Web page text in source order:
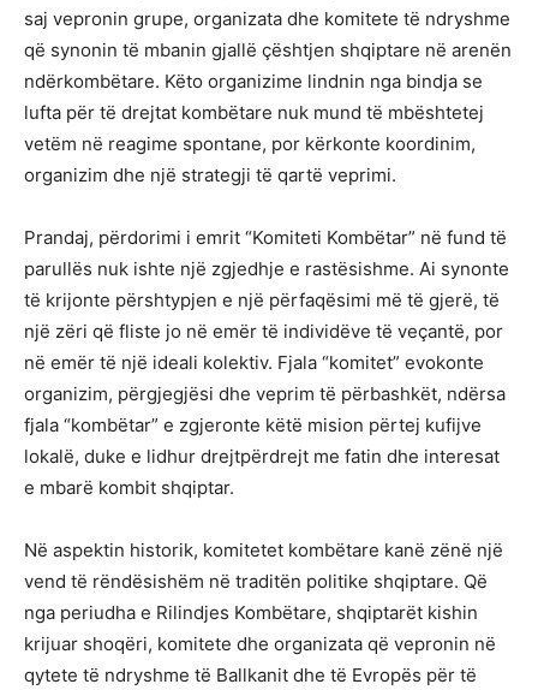
saj vepronin grupe, organizata dhe komitete të ndryshme
që synonin të mbanin gjallë çështjen shqiptare në arenën
ndërkombëtare. Këto organizime lindnin nga bindja se
lufta për të drejtat kombëtare nuk mund të mbështetej
vetëm në reagime spontane, por kërkonte koordinim,
organizim dhe një strategji të qartë veprimi.
Prandaj, përdorimi i emrit “Komiteti Kombëtar” në fund të
parullës nuk ishte një zgjedhje e rastësishme. Ai synonte
të krijonte përshtypjen e një përfaqësimi më të gjerë, të
një zëri që fliste jo në emër të individëve të veçantë, por
në emër të një ideali kolektiv. Fjala “komitet” evokonte
organizim, përgjegjësi dhe veprim të përbashkët, ndërsa
fjala “kombëtar” e zgjeronte këtë mision përtej kufijve
lokalë, duke e lidhur drejtpërdrejt me fatin dhe interesat
e mbarë kombit shqiptar.
Në aspektin historik, komitetet kombëtare kanë zënë një
vend të rëndësishëm në traditën politike shqiptare. Që
nga periudha e Rilindjes Kombëtare, shqiptarët kishin
krijuar shoqëri, komitete dhe organizata që vepronin në
qytete të ndryshme të Ballkanit dhe të Evropës për të